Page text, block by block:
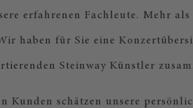
erfahrenen Fachleute. Mehr als
haben für Sie eine
Steinway Künstler
Kunden schätzen unsere